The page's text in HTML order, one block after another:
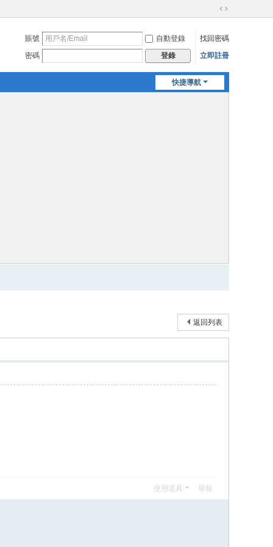
切
到
寬
賬號 自動登錄
找回密碼
密碼
登錄 立即註冊
快捷導航
返回列表
使用道具 舉報